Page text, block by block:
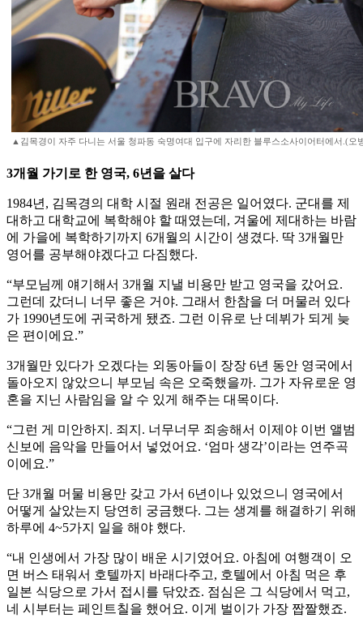
▲김목경이 자주 다니는 서울 청파동 숙명여대 입구에 자리한 블루스소사이어터에서.(오
3개월 가기로 한 영국, 6년을 살다
1984년, 김목경의 대학 시절 원래 전공은 일어였다. 군대를 제
대하고 대학교에 복학해야 할 때였는데, 겨울에 제대하는 바람
에 가을에 복학하기까지 6개월의 시간이 생겼다. 딱 3개월만
영어를 공부해야겠다고 다짐했다.
“부모님께 얘기해서 3개월 지낼 비용만 받고 영국을 갔어요.
그런데 갔더니 너무 좋은 거야. 그래서 한참을 더 머물러 있다
가 1990년도에 귀국하게 됐죠. 그런 이유로 난 데뷔가 되게 늦
은 편이에요.”
3개월만 있다가 오겠다는 외동아들이 장장 6년 동안 영국에서
돌아오지 않았으니 부모님 속은 오죽했을까. 그가 자유로운 영
혼을 지닌 사람임을 알 수 있게 해주는 대목이다.
“그런 게 미안하지. 죄지. 너무너무 죄송해서 이제야 이번 앨범
신보에 음악을 만들어서 넣었어요. ‘엄마 생각’이라는 연주곡
이에요.”
단 3개월 머물 비용만 갖고 가서 6년이나 있었으니 영국에서
어떻게 살았는지 당연히 궁금했다. 그는 생계를 해결하기 위해
하루에 4~5가지 일을 해야 했다.
“내 인생에서 가장 많이 배운 시기였어요. 아침에 여행객이 오
면 버스 태워서 호텔까지 바래다주고, 호텔에서 아침 먹은 후
일본 식당으로 가서 접시를 닦았죠. 점심은 그 식당에서 먹고,
네 시부터는 페인트칠을 했어요. 이게 벌이가 가장 짭짤했죠.